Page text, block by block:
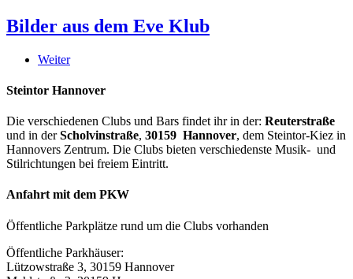
Bilder aus dem Eve Klub
Weiter
Steintor Hannover
Die verschiedenen Clubs und Bars findet ihr in der: Reuterstraße
und in derScholvinstraße, 30159 Hannover, dem Steintor-Kiez in
Hannovers Zentrum. Die Clubs bieten verschiedenste Musik- und
Stilrichtungen bei freiem Eintritt.
Anfahrt mit dem PKW
Öffentliche Parkplätze rund um die Clubs vorhanden
Öffentliche Parkhäuser:
Lützowstraße 3, 30159 Hannover